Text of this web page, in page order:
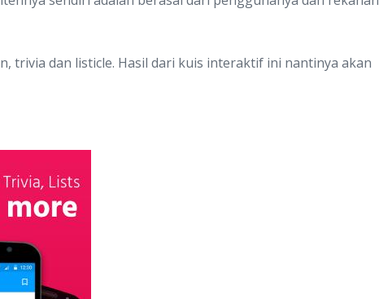
trivia dan listicle. Hasil dari kuis interaktif ini nantinya akan